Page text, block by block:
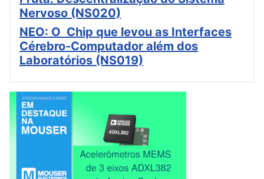
Nervoso (NS020)
NEO: O Chip que levou as Interfaces
Cérebro-Computador além dos
Laboratórios (NS019)